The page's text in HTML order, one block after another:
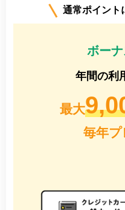
通常ポイント
ボー
年間の利
最大
毎年プ